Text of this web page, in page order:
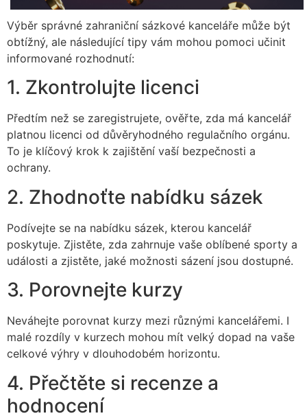
Výběr správné zahraniční sázkové kanceláře může být
obtížný, ale následující tipy vám mohou pomoci učinit
informované rozhodnutí:
1. Zkontrolujte licenci
Předtím než se zaregistrujete, ověřte, zda má kancelář
platnou licenci od důvěryhodného regulačního orgánu.
To je klíčový krok k zajištění vaší bezpečnosti a
ochrany.
2. Zhodnoťte nabídku sázek
Podívejte se na nabídku sázek, kterou kancelář
poskytuje. Zjistěte, zda zahrnuje vaše oblíbené sporty a
události a zjistěte, jaké možnosti sázení jsou dostupné.
3. Porovnejte kurzy
Neváhejte porovnat kurzy mezi různými kancelářemi. I
malé rozdíly v kurzech mohou mít velký dopad na vaše
celkové výhry v dlouhodobém horizontu.
4. Přečtěte si recenze a
hodnocení